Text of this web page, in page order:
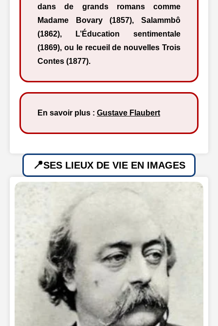
dans de grands romans comme
Madame Bovary (1857), Salammbô
(1862), L’Éducation sentimentale
(1869), ou le recueil de nouvelles Trois
Contes (1877).
En savoir plus : Gustave Flaubert
SES LIEUX DE VIE EN IMAGES